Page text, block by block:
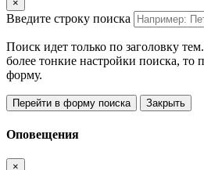
×
Введите строку поиска
Поиск идет только по заголовку
более тонкие настройки поиска, то
форму.
Перейти в форму поиска Закрыть
Оповещения
×